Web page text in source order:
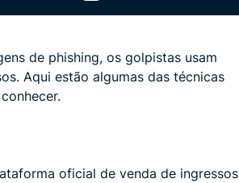
de phishing, os golpistas usam
Aqui estão algumas das técnicas
oficial de venda de ingressos